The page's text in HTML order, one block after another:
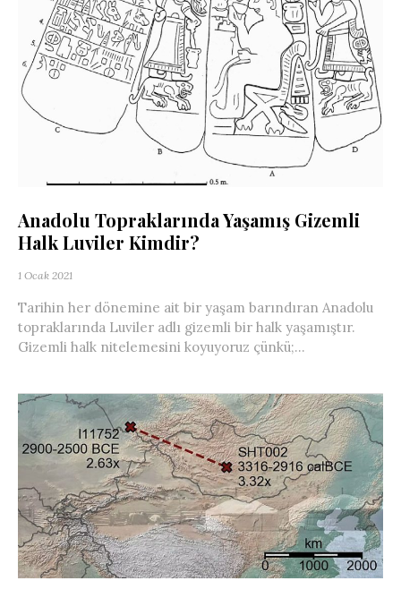
Anadolu Topraklarında Yaşamış Gizemli
Halk Luviler Kimdir?
1 Ocak 2021
Tarihin her dönemine ait bir yaşam barındıran Anadolu
topraklarında Luviler adlı gizemli bir halk yaşamıştır.
Gizemli halk nitelemesini koyuyoruz çünkü;...